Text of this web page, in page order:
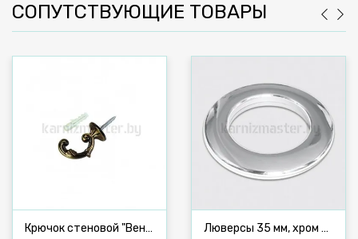
СОПУТСТВУЮЩИЕ ТОВАРЫ
Крючок стеновой "Венеция" 47 мм, антик Люверсы 35 мм, хром №1, 10 шт